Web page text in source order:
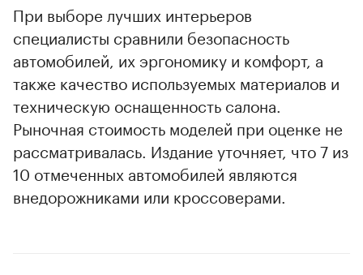
При выборе лучших интерьеров
специалисты сравнили безопасность
автомобилей, их эргономику и комфорт, а
также качество используемых материалов и
техническую оснащенность салона.
Рыночная стоимость моделей при оценке не
рассматривалась. Издание уточняет, что 7 из
10 отмеченных автомобилей являются
внедорожниками или кроссоверами.